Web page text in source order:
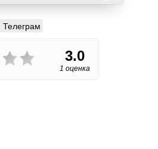
Телеграм
3.0
1 оценка